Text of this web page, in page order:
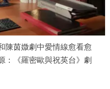
陳茵媺劇中愛情線愈看愈
：《羅密歐與祝英台》劇